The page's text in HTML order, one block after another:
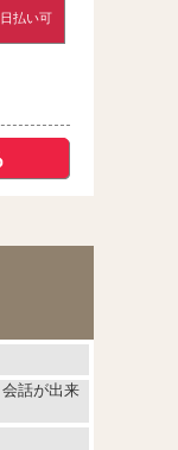
日払い可
話が出来